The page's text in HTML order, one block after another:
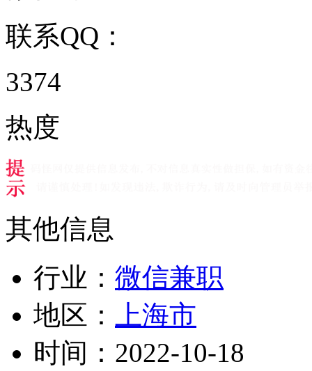
联系QQ：
3374
热度
其他信息
行业： 微信兼职
地区：
上海市
时间： 2022-10-18